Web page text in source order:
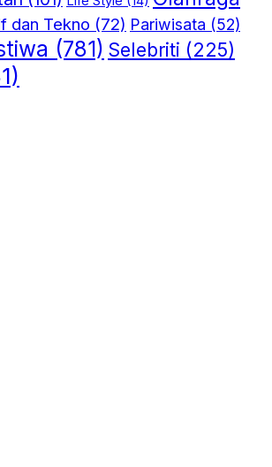
dan Tekno (72) Pariwisata (52)
(781) Selebriti (225)